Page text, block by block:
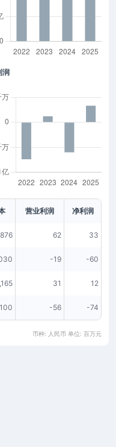
润
营业利润 净利润
876 62 33
-19 -60
31 12
-56 -74
币种: 人民币 单位: 百万元